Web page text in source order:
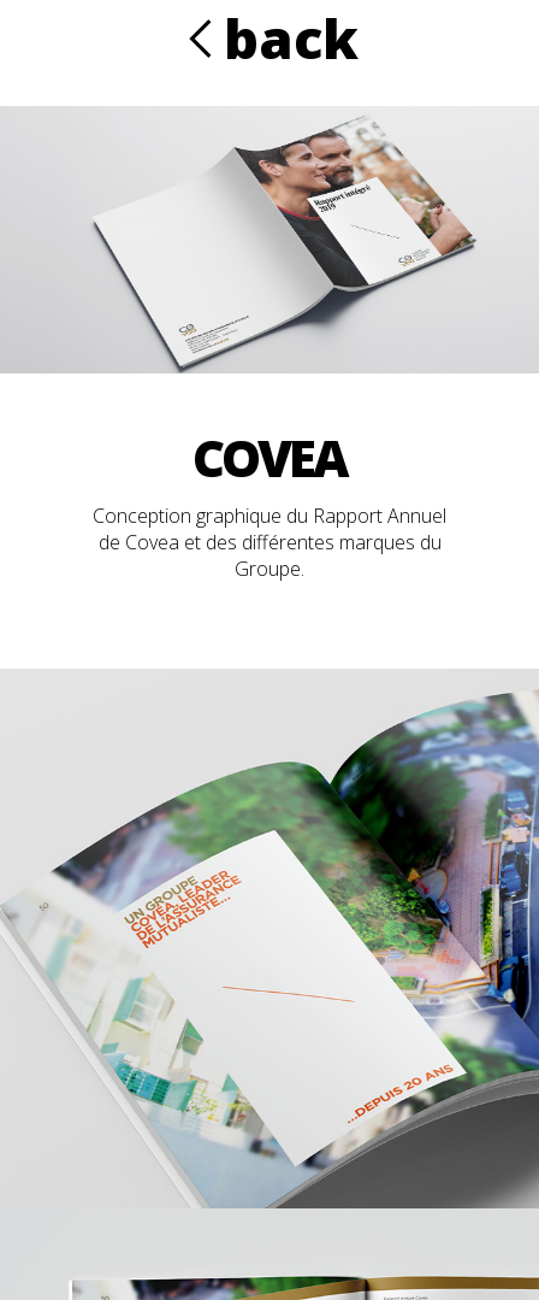
Aller au contenu principal
R back
COVEA
Conception graphique du Rapport Annuel
de Covea et des différentes marques du
Groupe.